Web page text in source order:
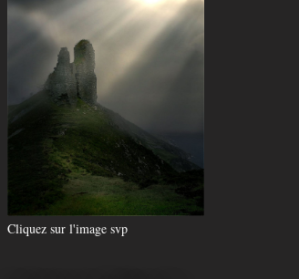
Cliquez sur l'image svp